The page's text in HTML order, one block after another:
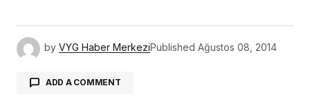
by VYG Haber MerkeziPublished Ağustos 08, 2014
ADD A COMMENT